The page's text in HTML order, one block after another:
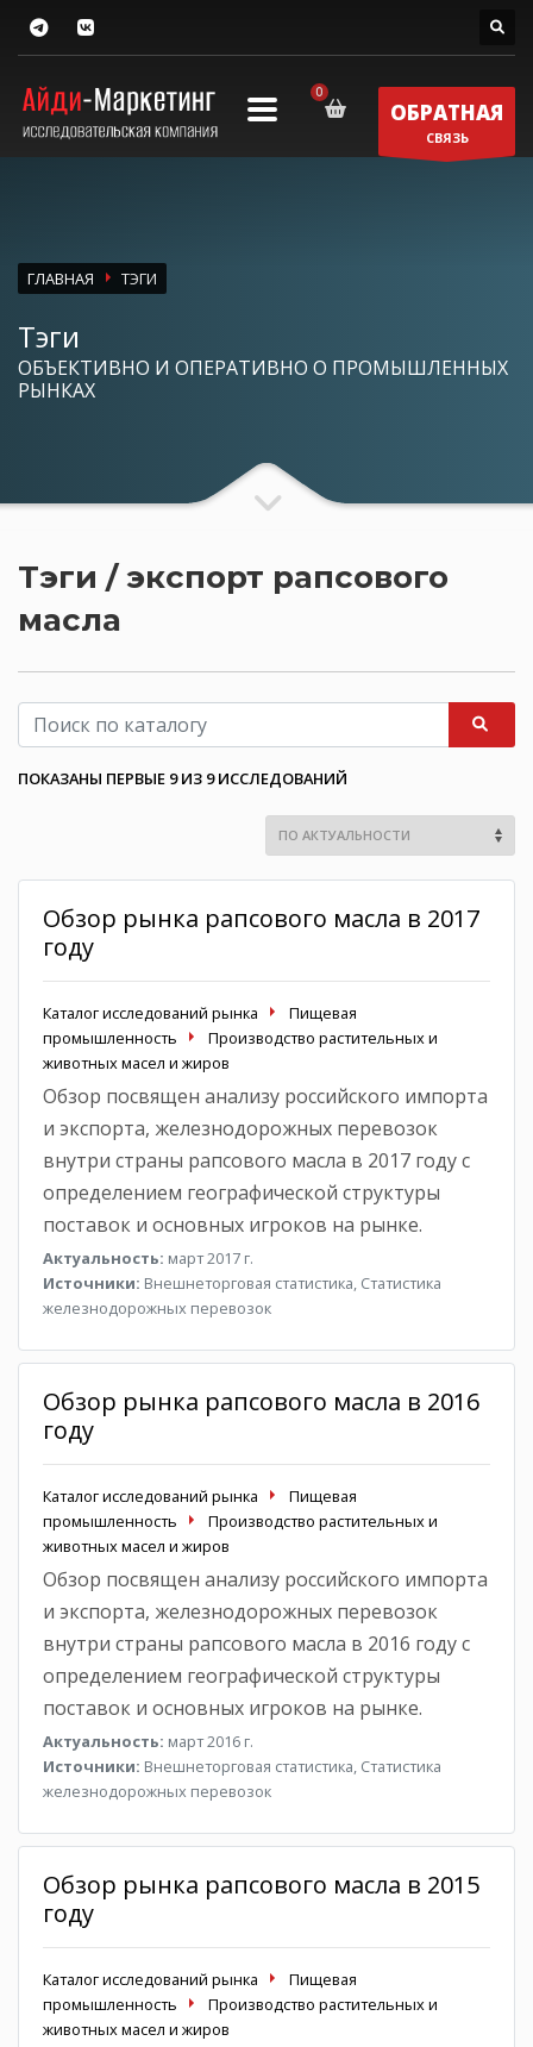
ОБРАТНАЯ
СВЯЗЬ
ГЛАВНАЯ ТЭГИ
Тэги
ОБЪЕКТИВНО И ОПЕРАТИВНО О ПРОМЫШЛЕННЫХ
РЫНКАХ
Тэги / экспорт рапсового
масла
ПОКАЗАНЫ ПЕРВЫЕ 9 ИЗ 9 ИССЛЕДОВАНИЙ
Обзор рынка рапсового масла в 2017
году
Каталог исследований рынка
Пищевая
промышленность
Производство растительных и
животных масел и жиров
Обзор посвящен анализу российского импорта
и экспорта, железнодорожных перевозок
внутри страны рапсового масла в 2017 году с
определением географической структуры
поставок и основных игроков на рынке.
Актуальность: март 2017 г.
Источники: Внешнеторговая статистика, Статистика
железнодорожных перевозок
Обзор рынка рапсового масла в 2016
году
Каталог исследований рынка
Пищевая
промышленность
Производство растительных и
животных масел и жиров
Обзор посвящен анализу российского импорта
и экспорта, железнодорожных перевозок
внутри страны рапсового масла в 2016 году с
определением географической структуры
поставок и основных игроков на рынке.
Актуальность: март 2016 г.
Источники: Внешнеторговая статистика, Статистика
железнодорожных перевозок
Обзор рынка рапсового масла в 2015
году
Каталог исследований рынка
Пищевая
промышленность
Производство растительных и
животных масел и жиров